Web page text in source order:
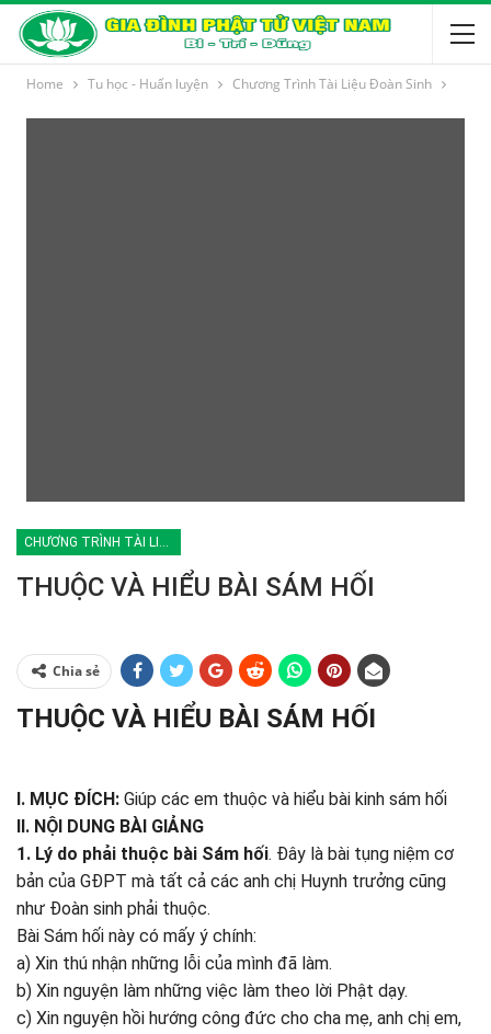
Home Tu học - Huấn luyện Chương Trình Tài Liệu Đoàn Sinh
CHƯƠNG TRÌNH TÀI LIỆU ĐOÀN SINH
THUỘC VÀ HIỂU BÀI SÁM HỐI
Chia sẻ
THUỘC VÀ HIỂU BÀI SÁM HỐI
I. MỤC ĐÍCH: Giúp các em thuộc và hiểu bài kinh sám hối
II. NỘI DUNG BÀI GIẢNG
1. Lý do phải thuộc bài Sám hối. Đây là bài tụng niệm cơ
bản của GĐPT mà tất cả các anh chị Huynh trưởng cũng
như Đoàn sinh phải thuộc.
Bài Sám hối này có mấy ý chính:
a) Xin thú nhận những lỗi của mình đã làm.
b) Xin nguyện làm những việc làm theo lời Phật dạy.
c) Xin nguyện hồi hướng công đức cho cha mẹ, anh chị em,